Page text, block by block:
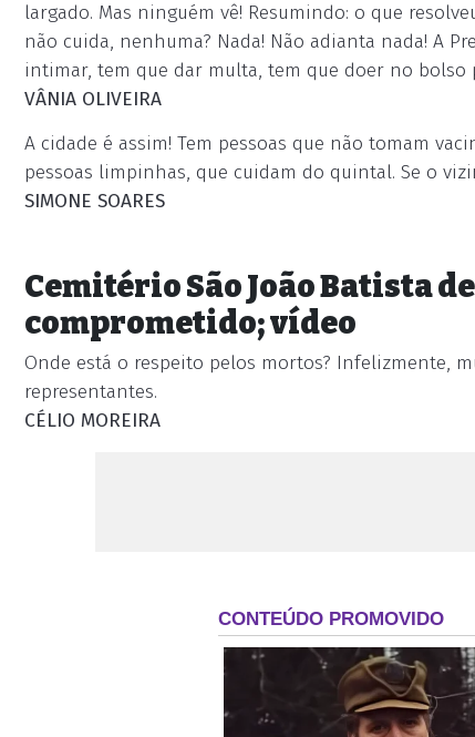
largado. Mas ninguém vê! Resumindo: o que
não cuida, nenhuma? Nada! Não adianta nada! A
intimar, tem que dar multa, tem que doer no bolso
VÂNIA OLIVEIRA
A cidade é assim! Tem pessoas que não tomam
pessoas limpinhas, que cuidam do quintal. Se o
SIMONE SOARES
Cemitério São João Batista
comprometido; vídeo
Onde está o respeito pelos mortos? Infelizmente,
representantes.
CÉLIO MOREIRA